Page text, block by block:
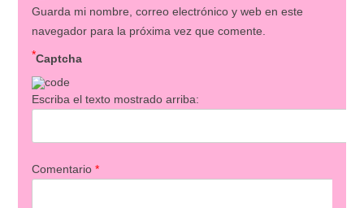
Guarda mi nombre, correo electrónico y web en este
navegador para la próxima vez que comente.
Captcha
*
Escriba el texto mostrado arriba:
Comentario *